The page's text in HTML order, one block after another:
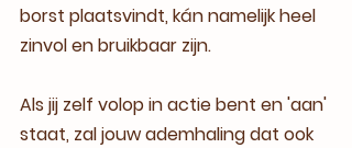
borst plaatsvindt, kán namelijk heel
zinvol en bruikbaar zijn.
Als jij zelf volop in actie bent en 'aan'
staat, zal jouw ademhaling dat ook